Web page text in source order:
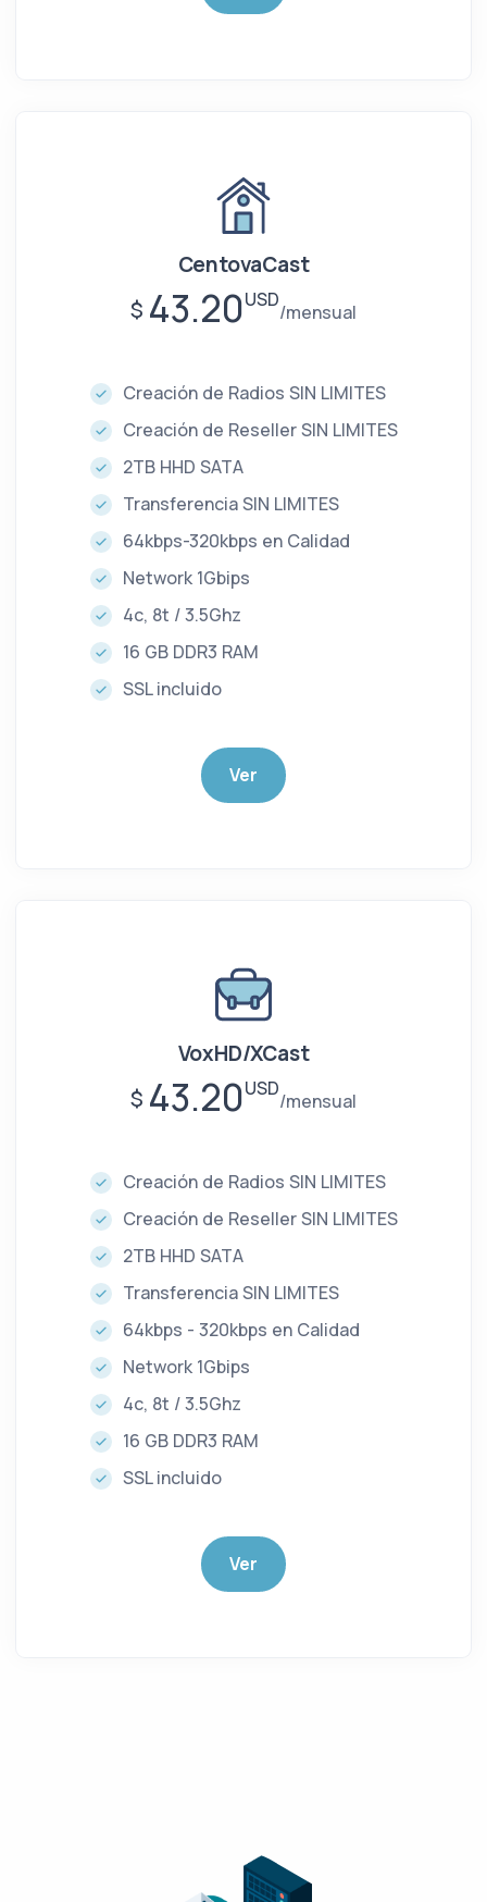
CentovaCast
$ 43.20USD
mensual
Creación de Radios SIN LIMITES
Creación de Reseller SIN LIMITES
2TB HHD SATA
Transferencia SIN LIMITES
64kbps-320kbps en Calidad
Network 1Gbips
4c, 8t / 3.5Ghz
16 GB DDR3 RAM
SSL incluido
Ver
VoxHD/XCast
$ 43.20USD
mensual
Creación de Radios SIN LIMITES
Creación de Reseller SIN LIMITES
2TB HHD SATA
Transferencia SIN LIMITES
64kbps - 320kbps en Calidad
Network 1Gbips
4c, 8t / 3.5Ghz
16 GB DDR3 RAM
SSL incluido
Ver